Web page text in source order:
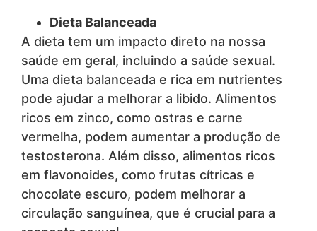
Dieta Balanceada
A dieta tem um impacto direto na nossa
saúde em geral, incluindo a saúde sexual.
Uma dieta balanceada e rica em nutrientes
pode ajudar a melhorar a libido. Alimentos
ricos em zinco, como ostras e carne
vermelha, podem aumentar a produção de
testosterona. Além disso, alimentos ricos
em flavonoides, como frutas cítricas e
chocolate escuro, podem melhorar a
circulação sanguínea, que é crucial para a